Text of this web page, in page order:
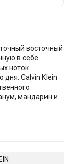
восточный
в себе
ноток
дня. Calvin Klein
мандарин и